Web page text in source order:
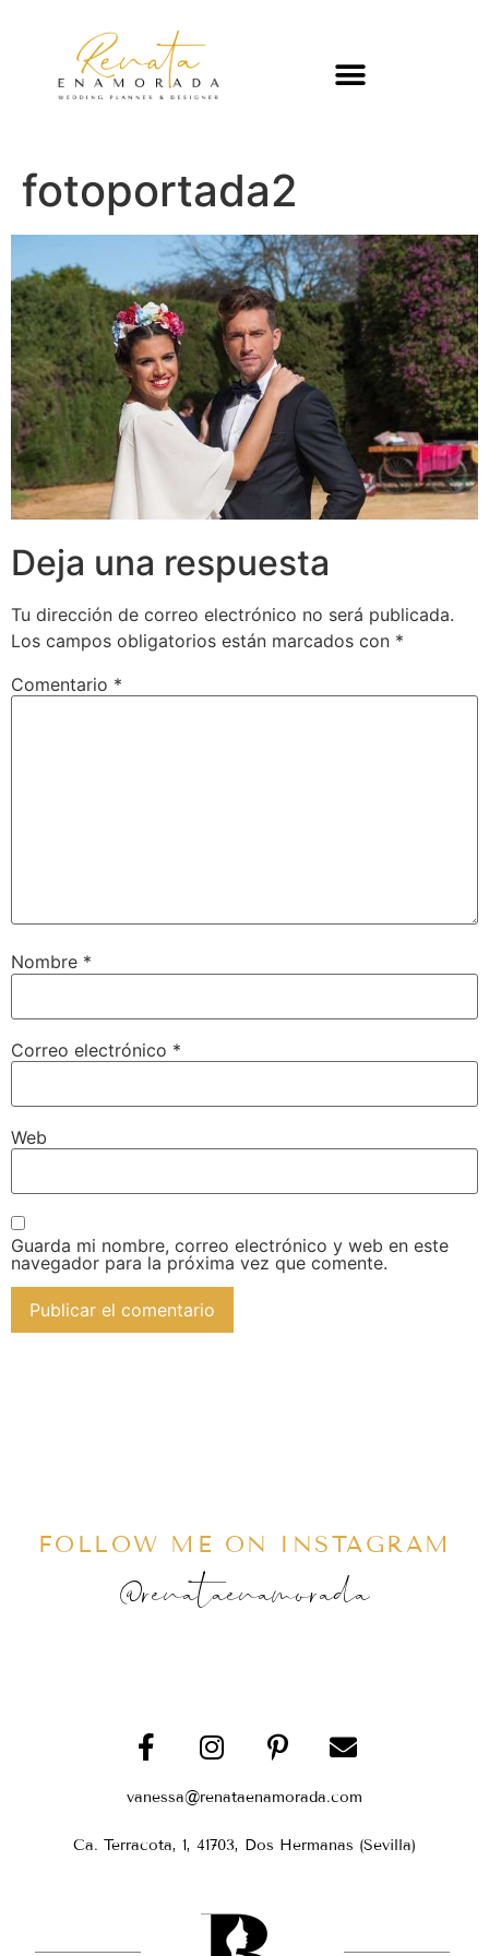
fotoportada2
Deja una respuesta
Tu dirección de correo electrónico no será publicada.
Los campos obligatorios están marcados con *
Comentario *
Nombre *
Correo electrónico *
Web
Guarda mi nombre, correo electrónico y web en este
navegador para la próxima vez que comente.
FOLLOW ME ON INSTAGRAM
@renataenamorada
vanessa@renataenamorada.com
Ca. Terracota, 1, 41703, Dos Hermanas (Sevilla)